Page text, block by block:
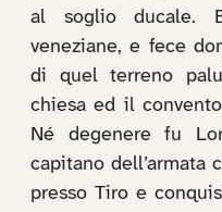
al soglio ducale.
veneziane, e fece
di quel terreno
chiesa ed il
Né degenere fu
capitano dell’armata
presso Tiro e